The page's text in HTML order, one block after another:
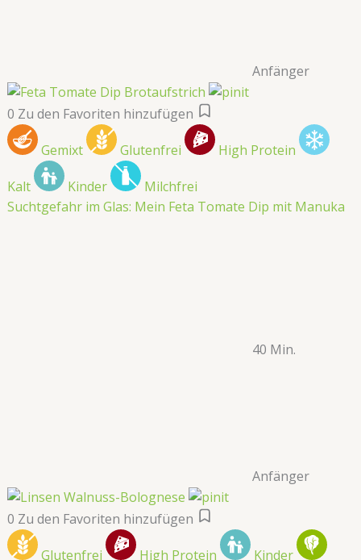
Anfänger
0 Zu den Favoriten hinzufügen
Gemixt Glutenfrei High Protein
Kalt Kinder
Milchfrei
Suchtgefahr im Glas: Mein Feta Tomate Dip mit Manuka
40 Min.
Anfänger
0 Zu den Favoriten hinzufügen
Glutenfrei High Protein Kinder